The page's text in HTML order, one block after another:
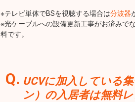
※テレビ単体でBSを視聴する場合は分波器
※光ケーブルへの設備更新工事がお済みで
料です。
UCVに加入している
ン）の入居者は無料